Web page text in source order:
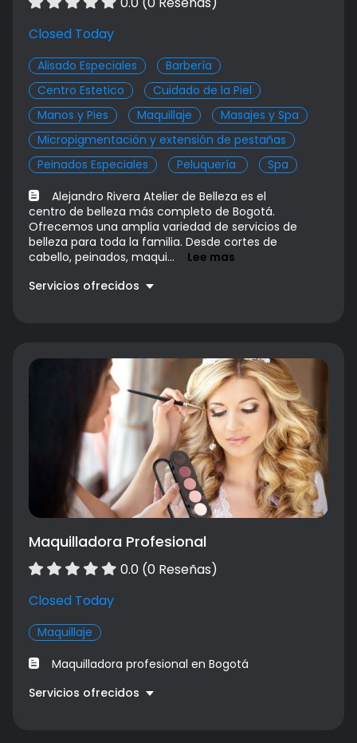
Closed Today
Alisado Especiales
Barbería
Centro Estetico
Cuidado de la Piel
Manos y Pies
Maquillaje
Masajes y Spa
Micropigmentación y extensión de pestañas
Peinados Especiales
Peluquería ㅤ
Spa
Alejandro Rivera Atelier de Belleza es el
centro de belleza más completo de Bogotá.
Ofrecemos una amplia variedad de servicios de
belleza para toda la familia. Desde cortes de
cabello, peinados, maqui...
Lee mas
Servicios ofrecidos
Cejas y pestañas
$ 500000.00
Maquilladora Profesional
0.0 (0 Reseñas)
Closed Today
Maquillaje
Maquilladora profesional en Bogotá
Servicios ofrecidos